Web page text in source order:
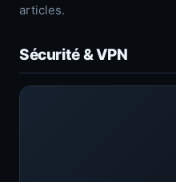
articles.
Sécurité & VPN